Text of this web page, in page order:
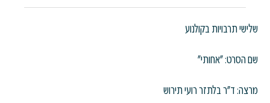
שלישי תרבויות בקולנוע
שם הסרט: "אחותי"
מרצה: ד"ר בלתזר רועי תירוש